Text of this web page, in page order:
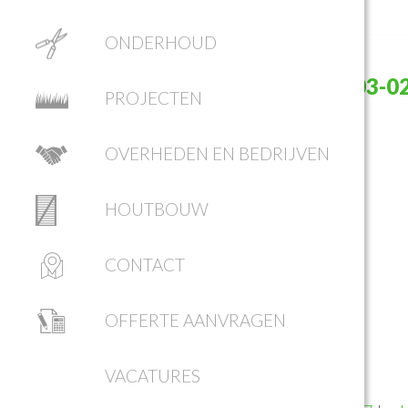
ONDERHOUD
PROJECTEN
OVERHEDEN EN BEDRIJVEN
HOUTBOUW
CONTACT
OFFERTE AANVRAGEN
VACATURES
SCHERMAFBEELDING 2017-03-